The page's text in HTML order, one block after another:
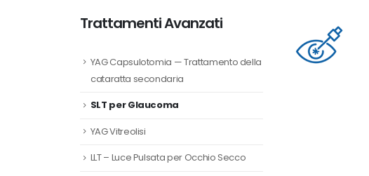
Trattamenti Avanzati
YAG Capsulotomia — Trattamento della
cataratta secondaria
SLT per Glaucoma
YAG Vitreolisi
LLT – Luce Pulsata per Occhio Secco